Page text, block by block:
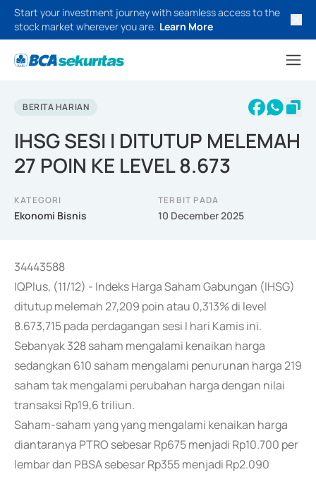
Start your investment journey with seamless access to the
stock market wherever you are. Learn More
BERITA HARIAN
IHSG SESI I DITUTUP MELEMAH
27 POIN KE LEVEL 8.673
KATEGORI
Ekonomi Bisnis
TERBIT PADA
10 December 2025
34443588
IQPlus, (11/12) - Indeks Harga Saham Gabungan (IHSG)
ditutup melemah 27,209 poin atau 0,313% di level
8.673,715 pada perdagangan sesi I hari Kamis ini.
Sebanyak 328 saham mengalami kenaikan harga
sedangkan 610 saham mengalami penurunan harga 219
saham tak mengalami perubahan harga dengan nilai
transaksi Rp19,6 triliun.
Saham-saham yang yang mengalami kenaikan harga
diantaranya PTRO sebesar Rp675 menjadi Rp10.700 per
lembar dan PBSA sebesar Rp355 menjadi Rp2.090